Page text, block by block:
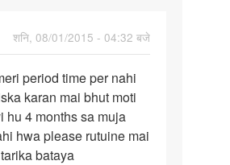
शनि, 08/01/2015 - 04:32 बजे
period time per nahi
karan mai bhut moti
hu 4 months sa muja
hwa please rutuine mai
bataya